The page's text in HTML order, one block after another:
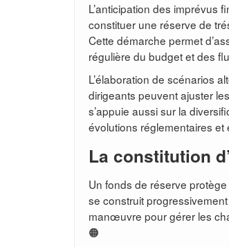
L’anticipation des imprévus
constituer une réserve de
Cette démarche permet
régulière du budget et des
L’élaboration de scénarios
dirigeants peuvent ajuster
s’appuie aussi sur la
évolutions réglementaires
La constitution
Un fonds de réserve
se construit
manœuvre pour gérer les
🟠